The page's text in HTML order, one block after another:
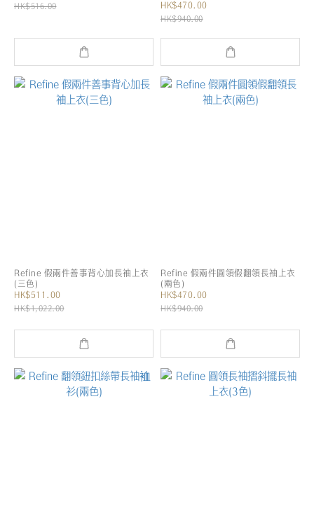
HK$516.00
HK$470.00
HK$940.00
Refine 假兩件善事背心加長袖上衣
(三色)
HK$511.00
HK$1,022.00
Refine 假兩件圓領假翻領長袖上衣
(兩色)
HK$470.00
HK$940.00